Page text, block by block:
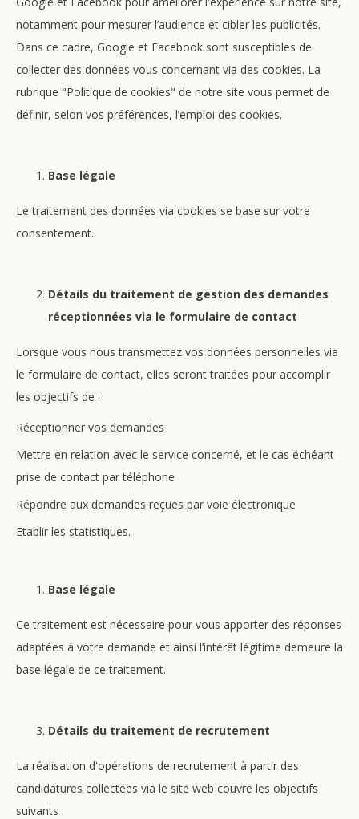
notamment pour mesurer l’audience et cibler les publicités.
Dans ce cadre, Google et Facebook sont susceptibles de
collecter des données vous concernant via des cookies. La
rubrique "Politique de cookies" de notre site vous permet de
définir, selon vos préférences, l’emploi des cookies.
Base légale
Le traitement des données via cookies se base sur votre
consentement.
Détails du traitement de gestion des demandes
réceptionnées via le formulaire de contact
Lorsque vous nous transmettez vos données personnelles via
le formulaire de contact, elles seront traitées pour accomplir
les objectifs de :
Réceptionner vos demandes
Mettre en relation avec le service concerné, et le cas échéant
prise de contact par téléphone
Répondre aux demandes reçues par voie électronique
Etablir les statistiques.
Base légale
Ce traitement est nécessaire pour vous apporter des réponses
adaptées à votre demande et ainsi l’intérêt légitime demeure la
base légale de ce traitement.
Détails du traitement de recrutement
La réalisation d'opérations de recrutement à partir des
candidatures collectées via le site web couvre les objectifs
suivants :